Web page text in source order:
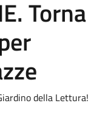
Torna
della Lettura!